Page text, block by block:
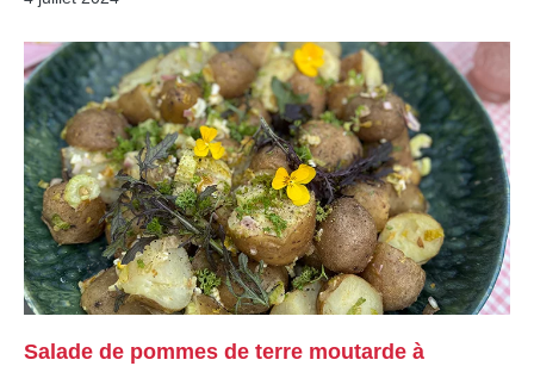
Salade de pommes de terre moutarde à